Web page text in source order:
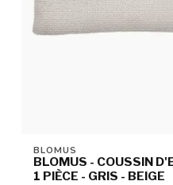
BLOMUS
BLOMUS - COUSSIN
1 PIÈCE - GRIS - BEIGE